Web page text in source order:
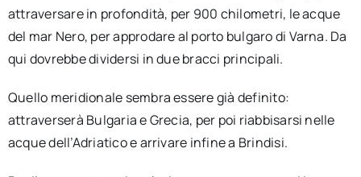
attraversare in profondità, per 900 chilometri, le acque
del mar Nero, per approdare al porto bulgaro di Varna. Da
qui dovrebbe dividersi in due bracci principali.
Quello meridionale sembra essere già definito:
attraverserà Bulgaria e Grecia, per poi riabbisarsi nelle
acque dell’Adriatico e arrivare infine a Brindisi.